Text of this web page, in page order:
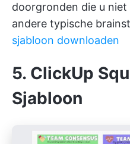
doorgronden die u
andere typische
sjabloon downloaden
5. ClickUp
Sjabloon